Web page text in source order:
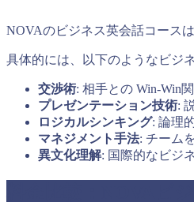
NOVAのビジネス英会話コース
具体的には、以下のようなビジ
交渉術: 相手との Win-Win
プレゼンテーション技術:
ロジカルシンキング: 論理
マネジメント手法: チーム
異文化理解: 国際的なビジ